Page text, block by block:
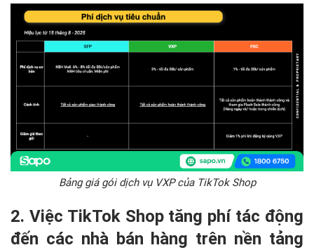
Bảng giá gói dịch vụ VXP của TikTok Shop
2. Việc TikTok Shop tăng phí tác động
đến các nhà bán hàng trên nền tảng